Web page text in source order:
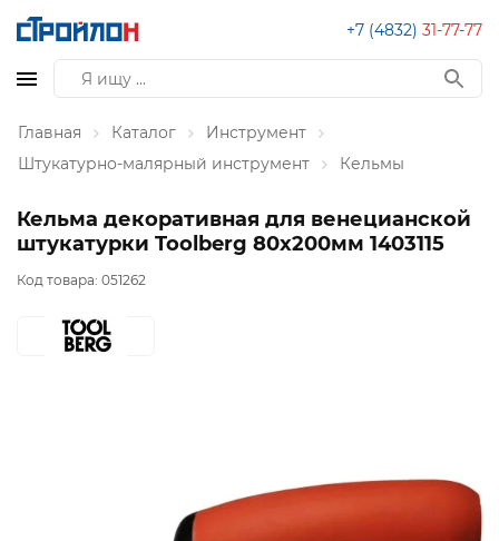
+7 (4832) 31-77-77
Главная Каталог
Инструмент
Штукатурно-малярный инструмент
Кельмы
Кельма декоративная для венецианской
штукатурки Toolberg 80х200мм 1403115
Код товара: 051262